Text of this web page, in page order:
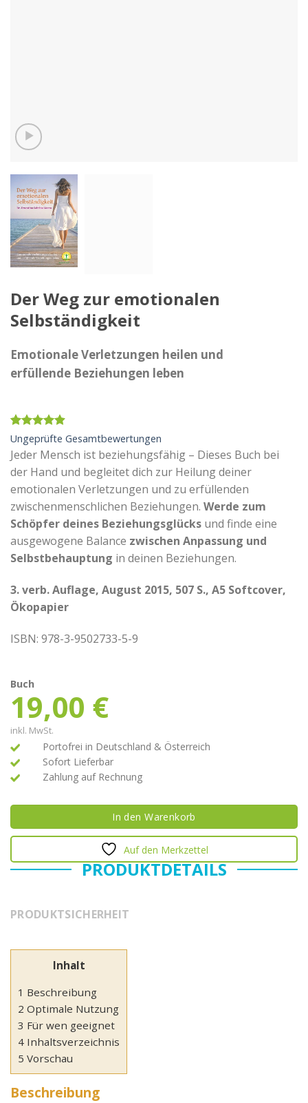
Der Weg zur emotionalen
Selbständigkeit
Emotionale Verletzungen heilen und
erfüllende Beziehungen leben
Bewertet
mit 4.90
von 5,
basierend
21
Kundenbewertungen
Ungeprüfte Gesamtbewertungen
Jeder Mensch ist beziehungsfähig – Dieses Buch bei
der Hand und begleitet dich zur Heilung deiner
emotionalen Verletzungen und zu erfüllenden
zwischenmenschlichen Beziehungen. Werde zum
Schöpfer deines Beziehungsglücks und finde eine
ausgewogene Balance zwischen Anpassung und
Selbstbehauptung in deinen Beziehungen.
3. verb. Auflage, August 2015, 507 S., A5 Softcover,
Ökopapier
ISBN: 978-3-9502733-5-9
Buch
19,00 €
inkl. MwSt.
Portofrei in Deutschland & Österreich
Sofort Lieferbar
Zahlung auf Rechnung
In den Warenkorb
Auf den Merkzettel
PRODUKTDETAILS
PRODUKTSICHERHEIT
Inhalt
1 Beschreibung
2 Optimale Nutzung
3 Für wen geeignet
4 Inhaltsverzeichnis
5 Vorschau
Beschreibung